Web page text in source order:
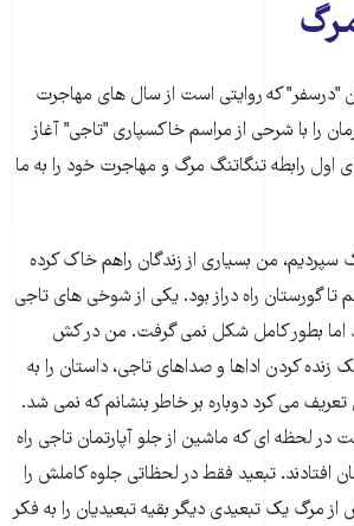
"درسفر" که روایتى است از سال هاى مهاجرت
را با شرحى از مراسم خاکسپارى "تاجى" آغاز
رابطه تنگاتنگ مرگ و مهاجرت خود را به ما
سپردیم، من بسیارى از زندگان راهم خاک کرده
تا گورستان راه دراز بود. یکى از شوخی هاى تاجى
اما بطور کامل شکل نمى گرفت. من در کش
کردن اداها و صداهاى تاجى، داستان را به
مى کرد دوباره بر خاطر بنشانم که نمى شد.
لحظه اى که ماشین از جلو آپارتمان تاجى راه
افتادند. تبعید فقط در لحظاتى جلوه کاملش را
مرگ یک تبعیدى دیگر بقیه تبعیدیان را به فکر